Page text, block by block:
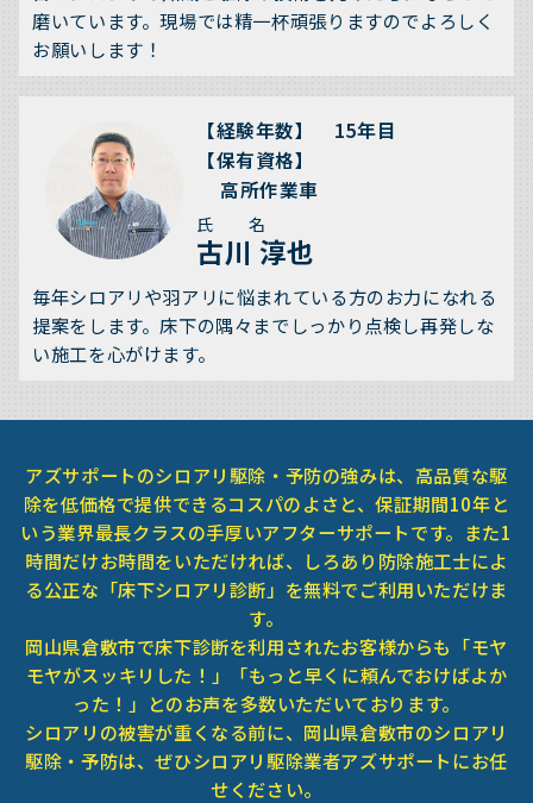
磨いています。現場では精一杯頑張りますのでよろしく
お願いします！
【経験年数】 15年目
【保有資格】
高所作業車
氏 名
古川 淳也
毎年シロアリや羽アリに悩まれている方のお力になれる
提案をします。床下の隅々までしっかり点検し再発しな
い施工を心がけます。
アズサポートのシロアリ駆除・予防の強みは、高品質な駆
除を低価格で提供できるコスパのよさと、保証期間10年と
いう業界最長クラスの手厚いアフターサポートです。また1
時間だけお時間をいただければ、しろあり防除施工士によ
る公正な「床下シロアリ診断」を無料でご利用いただけま
す。
岡山県倉敷市で床下診断を利用されたお客様からも「モヤ
モヤがスッキリした！」「もっと早くに頼んでおけばよか
った！」とのお声を多数いただいております。
シロアリの被害が重くなる前に、岡山県倉敷市のシロアリ
駆除・予防は、ぜひシロアリ駆除業者アズサポートにお任
せください。